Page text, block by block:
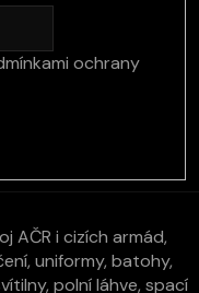
ochrany
AČR i cizích armád,
uniformy, batohy,
polní láhve, spací